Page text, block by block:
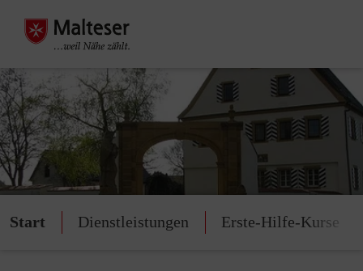
Start Dienstleistungen Erste-Hilfe-Kurse